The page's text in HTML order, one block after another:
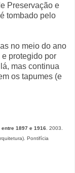
Preservação e
tombado pelo
no meio do ano
protegido por
mas continua
os tapumes (e
1897 e 1916 . 2003.
Pontifícia